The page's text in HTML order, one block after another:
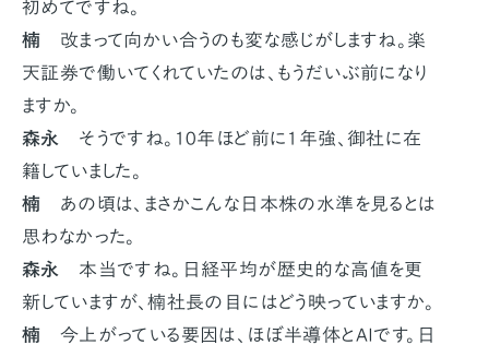
初めてですね。
楠 改まって向かい合うのも変な感じがしますね。楽
天証券で働いてくれていたのは、もうだいぶ前になり
ますか。
森永
そうですね。10年ほど前に1年強、御社に在
籍していました。
楠 あの頃は、まさかこんな日本株の水準を見るとは
思わなかった。
森永
本当ですね。日経平均が歴史的な高値を更
新していますが、楠社長の目にはどう映っていますか。
楠 今上がっている要因は、ほぼ半導体とAIです。日